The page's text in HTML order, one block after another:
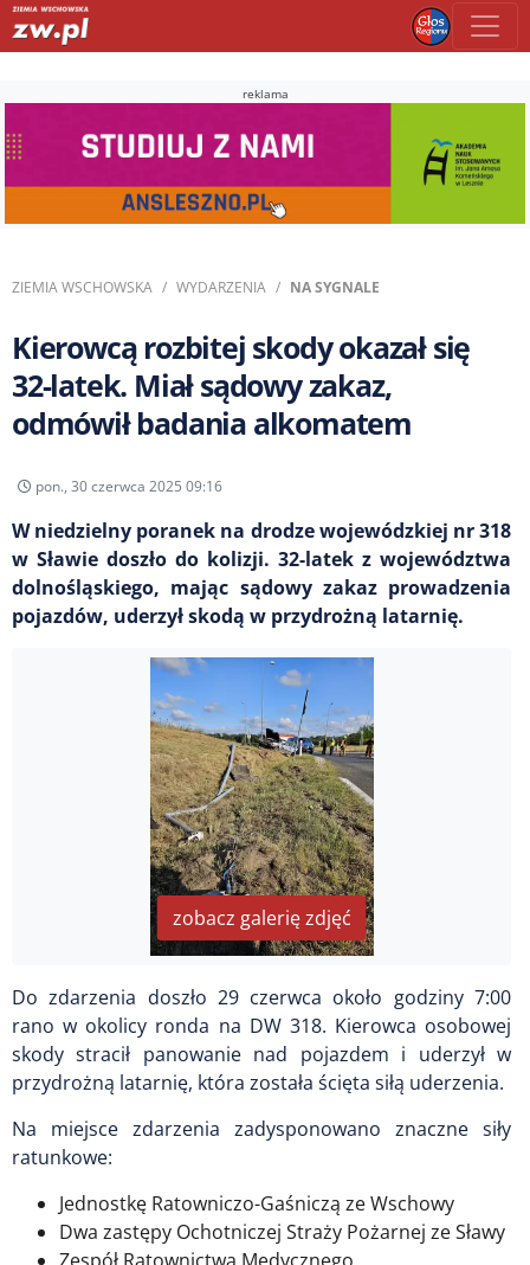
reklama
ZIEMIA WSCHOWSKA WYDARZENIA NA SYGNALE
Kierowcą rozbitej skody okazał się
32-latek. Miał sądowy zakaz,
odmówił badania alkomatem
pon., 30 czerwca 2025 09:16
W niedzielny poranek na drodze wojewódzkiej nr 318
w Sławie doszło do kolizji. 32-latek z województwa
dolnośląskiego, mając sądowy zakaz prowadzenia
pojazdów, uderzył skodą w przydrożną latarnię.
zobacz galerię zdjęć
Do zdarzenia doszło 29 czerwca około godziny 7:00
rano w okolicy ronda na DW 318. Kierowca osobowej
skody stracił panowanie nad pojazdem i uderzył w
przydrożną latarnię, która została ścięta siłą uderzenia.
Na miejsce zdarzenia zadysponowano znaczne siły
ratunkowe:
Jednostkę Ratowniczo-Gaśniczą ze Wschowy
Dwa zastępy Ochotniczej Straży Pożarnej ze Sławy
Zespół Ratownictwa Medycznego